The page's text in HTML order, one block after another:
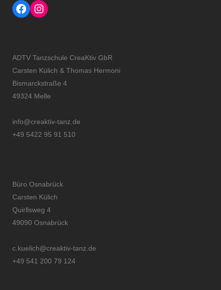
Facebook
Instagram Profil der Tanzschule CreaKtiv
ADTV Tanzschule CreaKtiv GbR
Carsten Külich & Thomas Hermoni
Bismarckstraße 4
49324 Melle
info@creaktiv-tanz.de
+49 5422 95 91 510
Büro Osnabrück
Carsten Külich
Quirllsweg 4
49090 Osnabrück
c.kuelich@creaktiv-tanz.de
+49 541 200 79 124